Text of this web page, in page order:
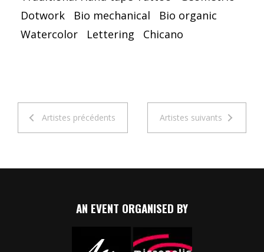
Dotwork
Bio mechanical
Bio organic
Watercolor
Lettering Chicano
Artistes précédents Artistes suivants
AN EVENT ORGANISED BY